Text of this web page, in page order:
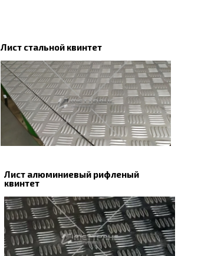
Лист стальной квинтет
Лист алюминиевый рифленый
квинтет